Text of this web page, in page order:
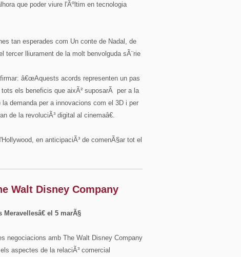
que poder viure l'Ãºltim en tecnologia
tan esperades com Un conte de Nadal, de
tercer lliurament de la molt benvolguda sÃ¨rie
â€œAquests acords representen un pas
els beneficis que aixÃ² suposarÃ per a la
demanda per a innovacions com el 3D i per
de la revoluciÃ³ digital al cinemaâ€.
en anticipaciÃ³ de comenÃ§ar tot el
Walt Disney Company
el 5 marÃ§
negociacions amb The Walt Disney Company
aspectes de la relaciÃ³ comercial